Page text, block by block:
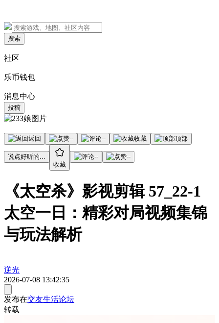
搜索
社区
乐币钱包
消息中心
投稿
返回 -- -- 收藏 顶部
说点好听的...
收藏
-- --
《太空杀》影视剪辑 57_22-1
太空一日：精彩对局视频集锦
与玩法解析
逆光
2026-07-08 13:42:35
发布在交友生活论坛
转载